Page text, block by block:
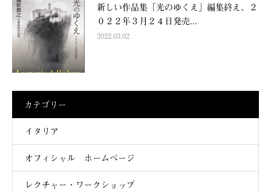
新しい作品集「光のゆくえ」編集終え、２
０２２年３月２４日発売...
2022.03.02
カテゴリー
イタリア
オフィシャル ホームページ
レクチャー・ワークショップ